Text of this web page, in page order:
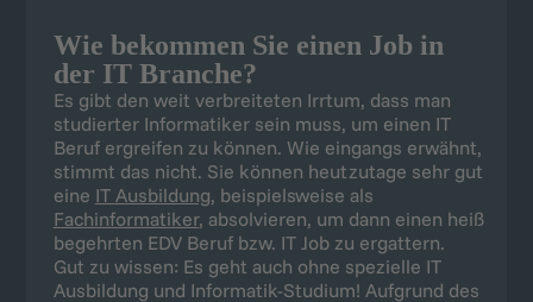
begehrten EDV Beruf bzw. IT Job zu ergattern.
Gut zu wissen: Es geht auch ohne spezielle IT
Ausbildung und Informatik-Studium! Aufgrund des
hohen Fachkräftemangels sindQuereinsteiger
anderen Bereichen ebenso gefragt. Allerdings
müssen Sie für den Einstieg in einen IT Beruf eine
hohe Affinität zu Tech- und Digitalisierungsthemen
aufweisen (so wieleidenschaftliche Gamer
sich privat fortgebildet haben.
Darüber hinaus sollten Sie die
Stellenausschreibungen, zum Beispiel die in
unsererIT Jobbörse, genau studieren, welche